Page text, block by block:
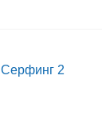
Серфинг 2